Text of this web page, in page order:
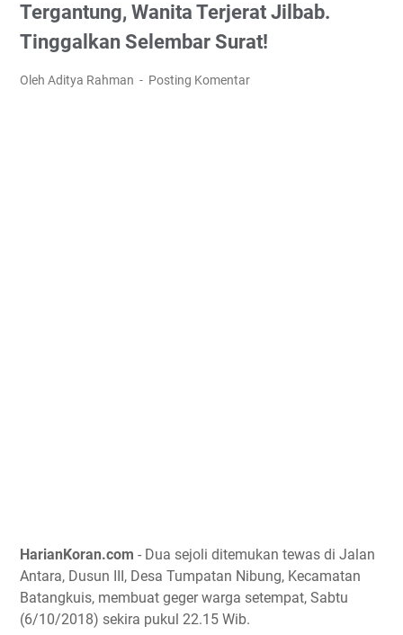
Tergantung, Wanita Terjerat Jilbab.
Tinggalkan Selembar Surat!
Oleh Aditya Rahman Posting Komentar
HarianKoran.com - Dua sejoli ditemukan tewas di Jalan
Antara, Dusun III, Desa Tumpatan Nibung, Kecamatan
Batangkuis, membuat geger warga setempat, Sabtu
(6/10/2018) sekira pukul 22.15 Wib.